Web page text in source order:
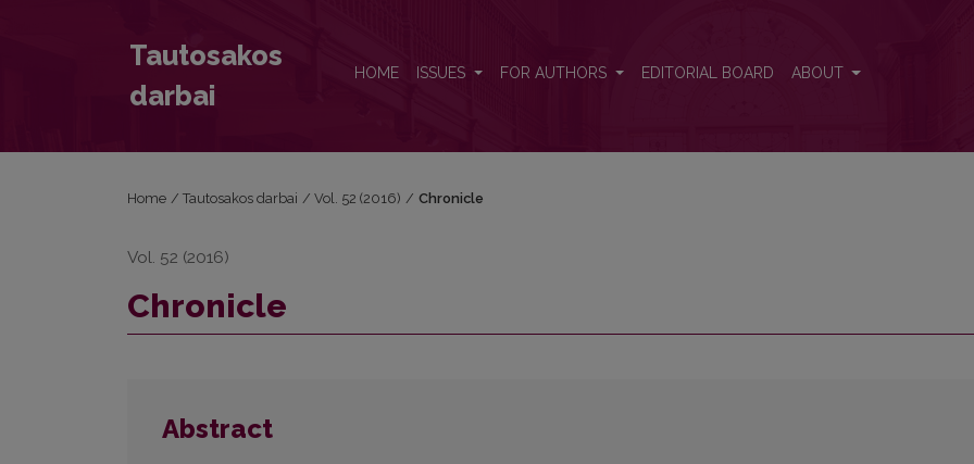
Tautosakos
darbai
HOME ISSUES FOR AUTHORS EDITORIAL BOARD ABOUT
Home / Tautosakos darbai / Vol. 52 (2016) / Chronicle
Vol. 52 (2016)
Chronicle
Abstract